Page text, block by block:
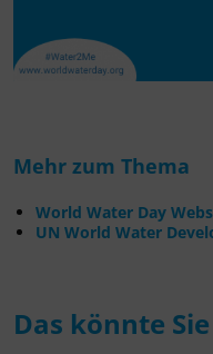
Mehr zum Thema
World Water Day
UN World Water
Das könnte